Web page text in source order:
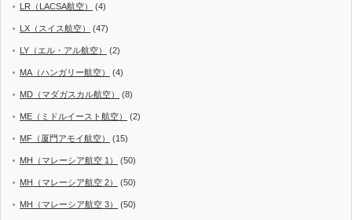
LR（LACSA航空） (4)
LX（スイス航空） (47)
LY（エル・アル航空） (2)
MA（ハンガリー航空） (4)
MD（マダガスカル航空） (8)
ME（ミドルイースト航空） (2)
MF（厦門アモイ航空） (15)
MH（マレーシア航空 1） (50)
MH（マレーシア航空 2） (50)
MH（マレーシア航空 3） (50)